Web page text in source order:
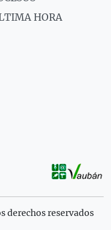
HORA
derechos reservados